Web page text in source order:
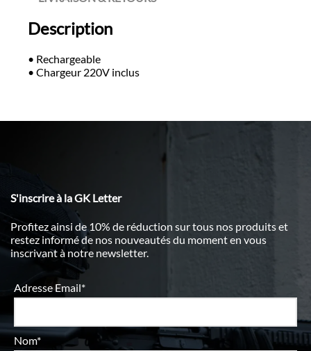
Description
• Rechargeable
• Chargeur 220V inclus
S'inscrire à la GK Letter
Profitez ainsi de 10% de réduction sur tous nos produits et
restez informé de nos nouveautés du moment en vous
inscrivant à notre newsletter.
Adresse Email*
Nom*